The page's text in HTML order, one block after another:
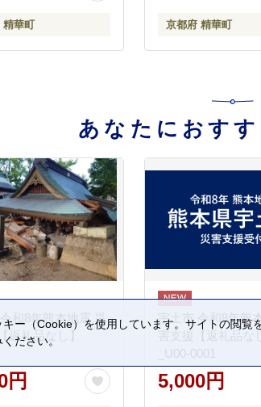
精華町 京都府 精華町
あなたにおす
和8年熊本地震 災
返礼品なし】
円
宇土市 令和8年熊
害支援【返礼品な
_U00-0001
5,000円
ー（Cookie）を使用しています。サイトの閲覧
ださい。